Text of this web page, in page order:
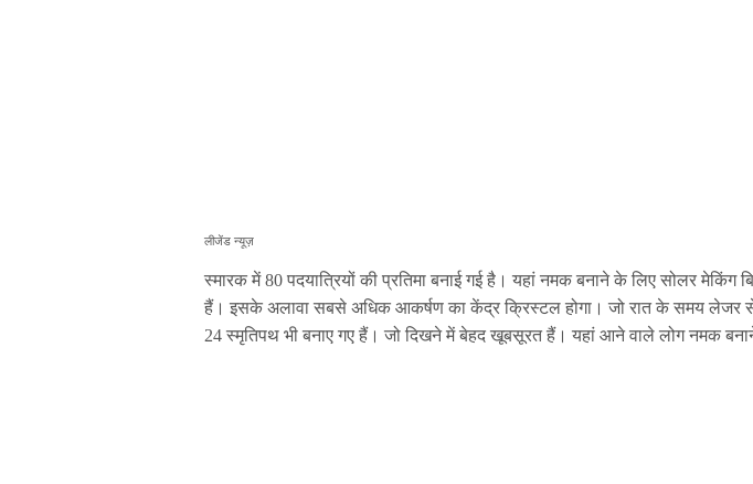
लीजेंड न्यूज़
स्मारक में 80 पदयात्रियों की प्रतिमा बनाई गई है। यहां नमक बनाने के लिए सोलर मेकिंग
हैं। इसके अलावा सबसे अधिक आकर्षण का केंद्र क्रिस्टल होगा। जो रात के समय लेजर
24 स्मृतिपथ भी बनाए गए हैं। जो दिखने में बेहद खूबसूरत हैं। यहां आने वाले लोग नमक